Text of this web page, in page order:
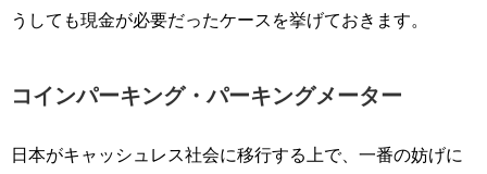
うしても現金が必要だったケースを挙げておきます。
コインパーキング・パーキングメーター
日本がキャッシュレス社会に移行する上で、一番の妨げに